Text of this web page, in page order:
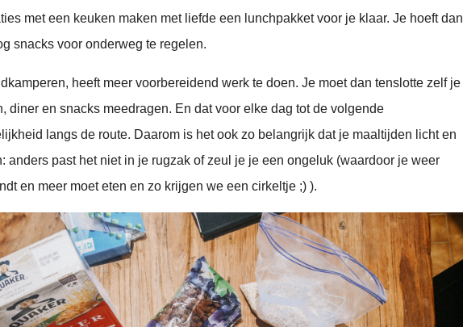
met een keuken maken met liefde een lunchpakket voor je klaar. Je hoeft dan
snacks voor onderweg te regelen.
heeft meer voorbereidend werk te doen. Je moet dan tenslotte zelf je
diner en snacks meedragen. En dat voor elke dag tot de volgende
langs de route. Daarom is het ook zo belangrijk dat je maaltijden licht en
anders past het niet in je rugzak of zeul je je een ongeluk (waardoor je weer
en meer moet eten en zo krijgen we een cirkeltje ;) ).